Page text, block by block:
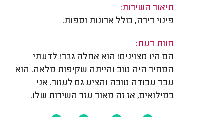
תיאור השירות:
פינוי דירה, כולל ארונות וספות.
חוות דעת:
הם היו מצוינים! הוא אחלה גבר! לדעתי
המחיר היה טוב והייתה שקיפות מלאה. הוא
עבד עבודה טובה והציע גם לעזור. אני
במילואים, אז זה מאוד עזר השירות שלו.